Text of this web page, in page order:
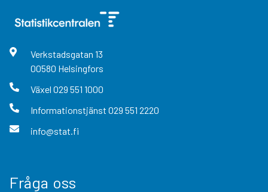
Verkstadsgatan 13
00580 Helsingfors
Växel 029 551 1000
Informationstjänst 029 551 2220
info@stat.fi
Fråga oss